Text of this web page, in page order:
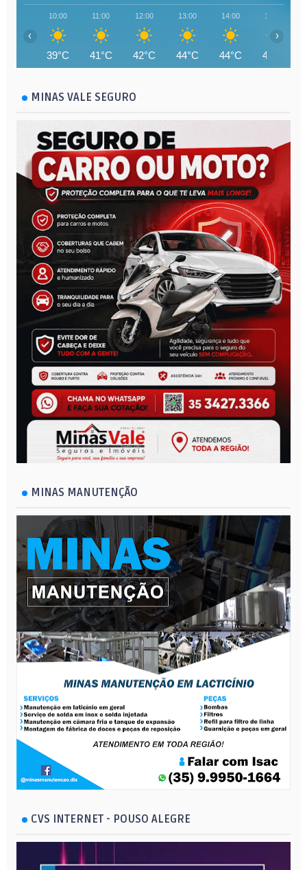
10:00
39°C
11:00
41°C
12:00
42°C
13:00
44°C
14:00
44°C
15:00
45°C
‹ ›
MINAS VALE SEGURO
MINAS MANUTENÇÃO
CVS INTERNET - POUSO ALEGRE